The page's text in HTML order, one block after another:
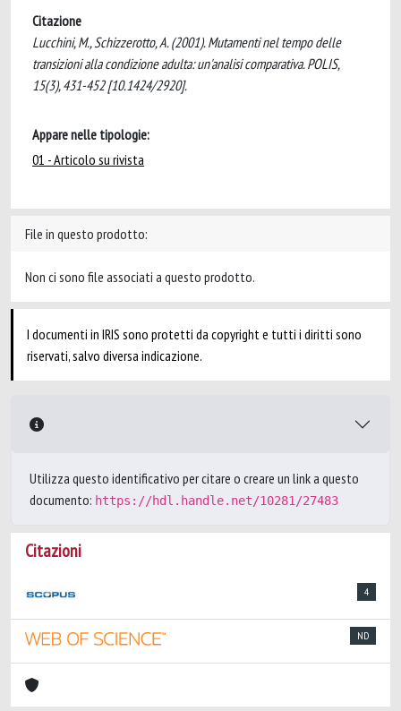
Citazione
Lucchini, M., Schizzerotto, A. (2001). Mutamenti nel tempo delle
transizioni alla condizione adulta: un'analisi comparativa. POLIS,
15(3), 431-452 [10.1424/2920].
Appare nelle tipologie:
01 - Articolo su rivista
File in questo prodotto:
Non ci sono file associati a questo prodotto.
I documenti in IRIS sono protetti da copyright e tutti i diritti sono
riservati, salvo diversa indicazione.
Utilizza questo identificativo per citare o creare un link a questo
documento: https://hdl.handle.net/10281/27483
Citazioni
4
ND